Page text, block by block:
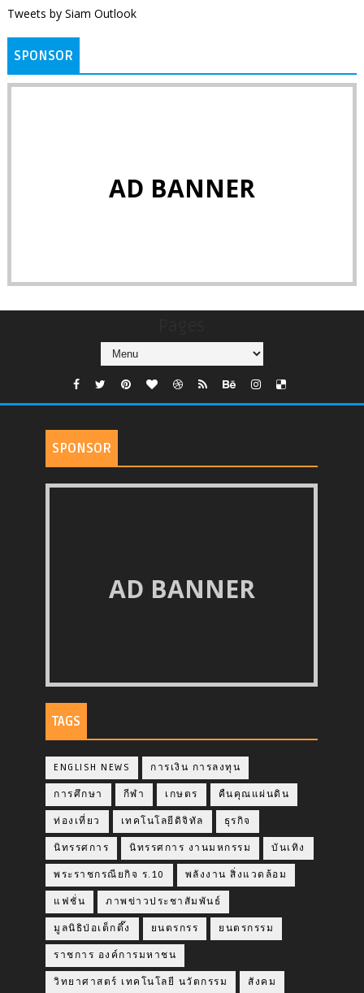
Tweets by Siam Outlook
SPONSOR
AD BANNER
SPONSOR
AD BANNER
TAGS
ENGLISH NEWS การเงิน การลงทุน
การศึกษา กีฬา เกษตร คืนคุณแผ่นดิน
ท่องเที่ยว เทคโนโลยีดิจิทัล ธุรกิจ
นิทรรศการ นิทรรศการ งานมหกรรม บันเทิง
พระราชกรณียกิจ ร.10 พลังงาน สิ่งแวดล้อม
แฟชั่น ภาพข่าวประชาสัมพันธ์
มูลนิธิป่อเต็กตึ๊ง ยนตรกรร ยนตรกรรม
ราชการ องค์การมหาชน
วิทยาศาสตร์ เทคโนโลยี นวัตกรรม สังคม